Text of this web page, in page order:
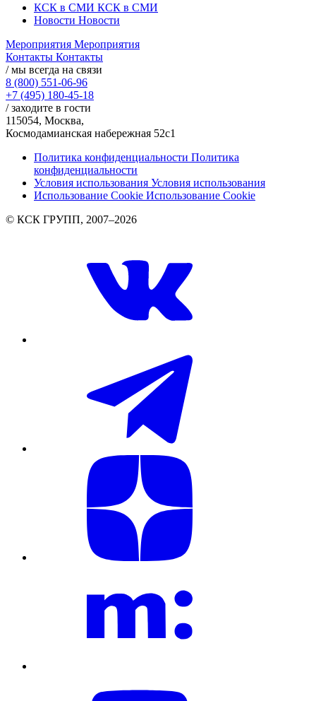
КСК в СМИ КСК в СМИ
Новости Новости
Мероприятия Мероприятия
Контакты Контакты
/ мы всегда на связи
8 (800) 551-06-96
+7 (495) 180-45-18
/ заходите в гости
115054, Москва,
Космодамианская набережная 52с1
Политика конфиденциальности Политика
конфиденциальности
Условия использования Условия использования
Использование Cookie Использование Cookie
© КСК ГРУПП, 2007–2026